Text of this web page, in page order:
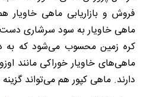
فروش و بازاریابی ماهی
ماهی خاویار به سود سرشاری دست
کره زمین محسوب می‌شود که به
ماهی‌های خاویار خوراکی مانند
دارند. ماهی کپور هم می‌تواند